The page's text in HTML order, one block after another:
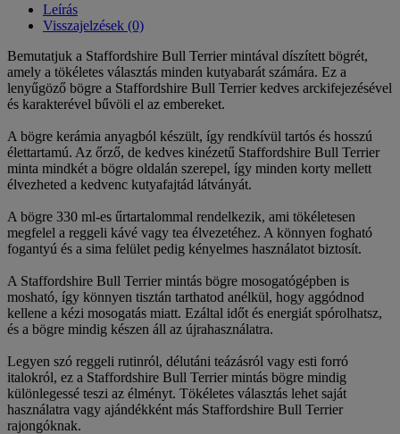
Leírás
Visszajelzések (0)
Bemutatjuk a Staffordshire Bull Terrier mintával díszített bögrét,
amely a tökéletes választás minden kutyabarát számára. Ez a
lenyűgöző bögre a Staffordshire Bull Terrier kedves arckifejezésével
és karakterével bűvöli el az embereket.
A bögre kerámia anyagból készült, így rendkívül tartós és hosszú
élettartamú. Az őrző, de kedves kinézetű Staffordshire Bull Terrier
minta mindkét a bögre oldalán szerepel, így minden korty mellett
élvezheted a kedvenc kutyafajtád látványát.
A bögre 330 ml-es űrtartalommal rendelkezik, ami tökéletesen
megfelel a reggeli kávé vagy tea élvezetéhez. A könnyen fogható
fogantyú és a sima felület pedig kényelmes használatot biztosít.
A Staffordshire Bull Terrier mintás bögre mosogatógépben is
mosható, így könnyen tisztán tarthatod anélkül, hogy aggódnod
kellene a kézi mosogatás miatt. Ezáltal időt és energiát spórolhatsz,
és a bögre mindig készen áll az újrahasználatra.
Legyen szó reggeli rutinról, délutáni teázásról vagy esti forró
italokról, ez a Staffordshire Bull Terrier mintás bögre mindig
különlegessé teszi az élményt. Tökéletes választás lehet saját
használatra vagy ajándékként más Staffordshire Bull Terrier
rajongóknak.